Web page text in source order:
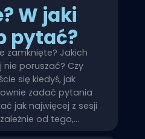
W jaki
pytać?
zamknięte? Jakich
poruszać? Czy
się kiedyś, jak
zadać pytania
jak najwięcej z sesji
od tego,…